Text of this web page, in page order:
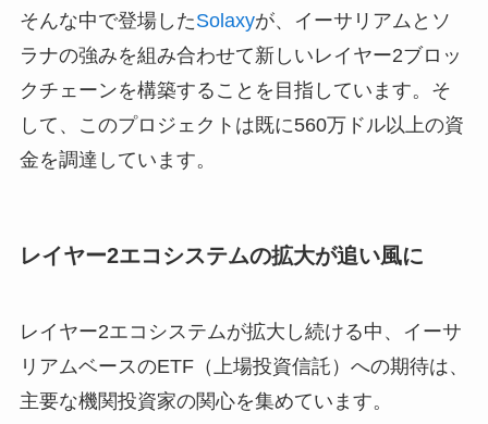
そんな中で登場したSolaxyが、イーサリアムとソ
ラナの強みを組み合わせて新しいレイヤー2ブロッ
クチェーンを構築することを目指しています。そ
して、このプロジェクトは既に560万ドル以上の資
金を調達しています。
レイヤー2エコシステムの拡大が追い風に
レイヤー2エコシステムが拡大し続ける中、イーサ
リアムベースのETF（上場投資信託）への期待は、
主要な機関投資家の関心を集めています。